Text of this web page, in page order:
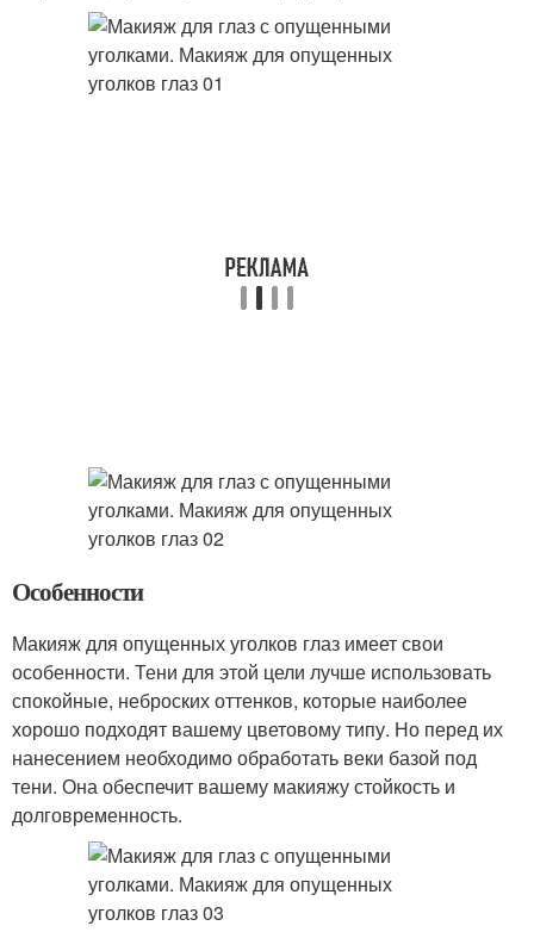
Особенности
Макияж для опущенных уголков глаз имеет свои
особенности. Тени для этой цели лучше использовать
спокойные, неброских оттенков, которые наиболее
хорошо подходят вашему цветовому типу. Но перед их
нанесением необходимо обработать веки базой под
тени. Она обеспечит вашему макияжу стойкость и
долговременность.